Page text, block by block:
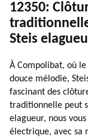
12350:
Steis
À Compolibat, où
douce mélodie,
fascinant des
traditionnelle peut
elagueur, nous
électrique, avec sa